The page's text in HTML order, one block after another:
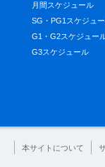
月間スケジュール
SG・PG1スケジュ
G1・G2スケジュー
G3スケジュール
本サイトについて